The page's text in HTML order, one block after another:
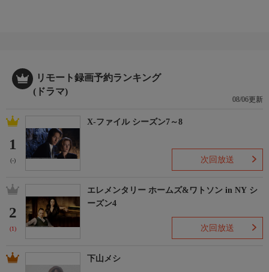
リモート録画予約ランキング
(ドラマ)
08/06更新
1
(-)
X-ファイル シーズン7～8
次回放送
2
(1)
エレメンタリー ホームズ&ワトソン in NY シ
ーズン4
次回放送
下山メシ